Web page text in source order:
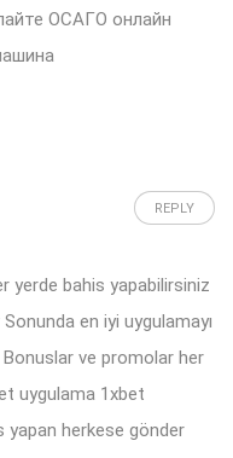
ОСАГО онлайн
REPLY
yerde bahis yapabilirsiniz
en iyi uygulamayı
ve promolar her
uygulama 1xbet
yapan herkese gönder